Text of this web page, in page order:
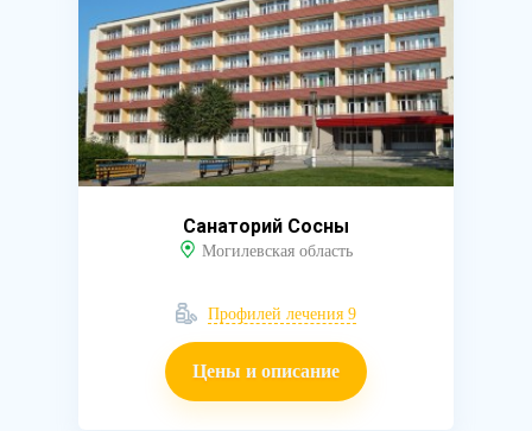
Санаторий Сосны
Могилевская область
Профилей лечения 9
Цены и описание